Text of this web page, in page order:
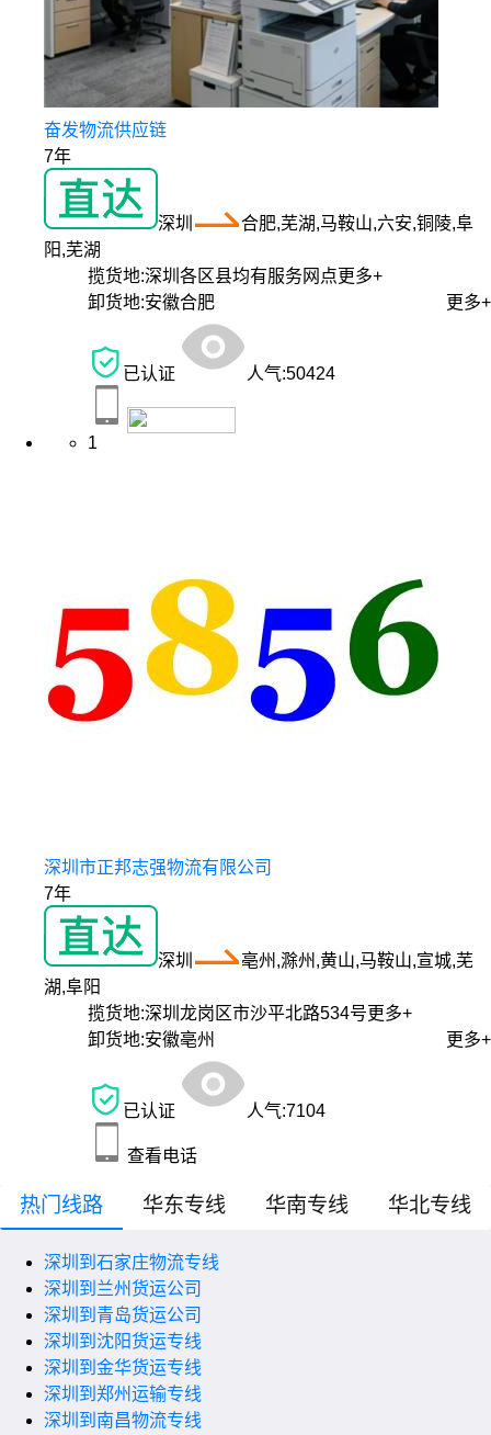
奋发物流供应链
7年
深圳
合肥,芜湖,马鞍山,六安,铜陵,阜
阳,芜湖
揽货地:深圳各区县均有服务网点更多+
卸货地:安徽合肥 更多+
已认证 人气:50424
1
深圳市正邦志强物流有限公司
7年
深圳
亳州,滁州,黄山,马鞍山,宣城,芜
湖,阜阳
揽货地:深圳龙岗区市沙平北路534号更多+
卸货地:安徽亳州 更多+
已认证 人气:7104
查看电话
热门线路 华东专线 华南专线 华北专线
深圳到石家庄物流专线
深圳到兰州货运公司
深圳到青岛货运公司
深圳到沈阳货运专线
深圳到金华货运专线
深圳到郑州运输专线
深圳到南昌物流专线